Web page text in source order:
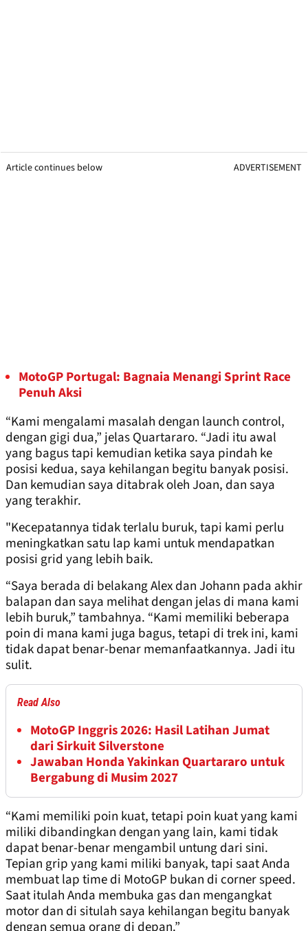
Article continues below ADVERTISEMENT
MotoGP Portugal: Bagnaia Menangi Sprint Race
Penuh Aksi
“Kami mengalami masalah dengan launch control,
dengan gigi dua,” jelas Quartararo. “Jadi itu awal
yang bagus tapi kemudian ketika saya pindah ke
posisi kedua, saya kehilangan begitu banyak posisi.
Dan kemudian saya ditabrak oleh Joan, dan saya
yang terakhir.
"Kecepatannya tidak terlalu buruk, tapi kami perlu
meningkatkan satu lap kami untuk mendapatkan
posisi grid yang lebih baik.
“Saya berada di belakang Alex dan Johann pada akhir
balapan dan saya melihat dengan jelas di mana kami
lebih buruk,” tambahnya. “Kami memiliki beberapa
poin di mana kami juga bagus, tetapi di trek ini, kami
tidak dapat benar-benar memanfaatkannya. Jadi itu
sulit.
Read Also
MotoGP Inggris 2026: Hasil Latihan Jumat
dari Sirkuit Silverstone
Jawaban Honda Yakinkan Quartararo untuk
Bergabung di Musim 2027
“Kami memiliki poin kuat, tetapi poin kuat yang kami
miliki dibandingkan dengan yang lain, kami tidak
dapat benar-benar mengambil untung dari sini.
Tepian grip yang kami miliki banyak, tapi saat Anda
membuat lap time di MotoGP bukan di corner speed.
Saat itulah Anda membuka gas dan mengangkat
motor dan di situlah saya kehilangan begitu banyak